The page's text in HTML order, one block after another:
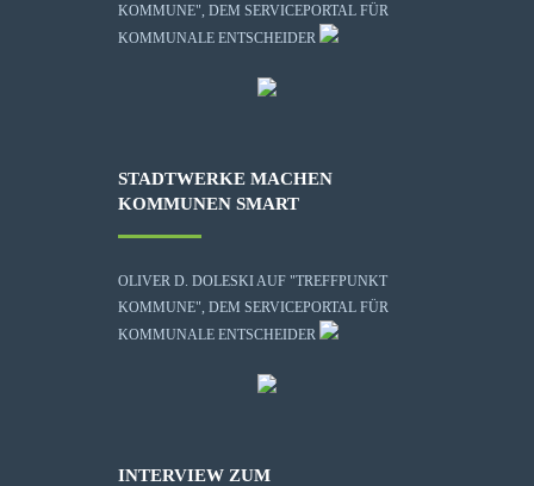
KOMMUNE", DEM SERVICEPORTAL FÜR
KOMMUNALE ENTSCHEIDER
STADTWERKE MACHEN
KOMMUNEN SMART
OLIVER D. DOLESKI AUF "TREFFPUNKT
KOMMUNE", DEM SERVICEPORTAL FÜR
KOMMUNALE ENTSCHEIDER
INTERVIEW ZUM